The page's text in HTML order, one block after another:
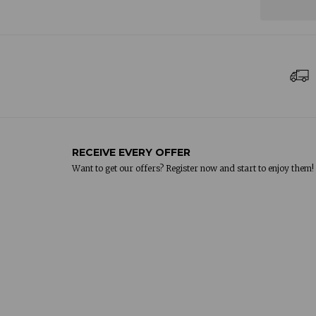
RECEIVE EVERY OFFER
Want to get our offers? Register now and start to enjoy them!